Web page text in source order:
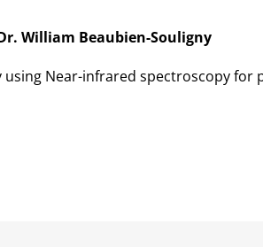
William Beaubien-Souligny
Near-infrared spectroscopy